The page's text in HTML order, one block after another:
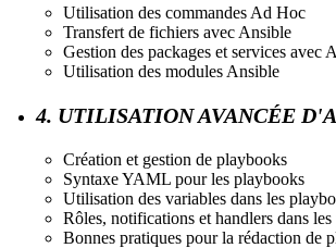
Utilisation des commandes Ad Hoc
Transfert de fichiers avec Ansible
Gestion des packages et services avec
Utilisation des modules Ansible
4. UTILISATION AVANCÉE
Création et gestion de playbooks
Syntaxe YAML pour les playbooks
Utilisation des variables dans les
Rôles, notifications et handlers dans
Bonnes pratiques pour la rédaction de